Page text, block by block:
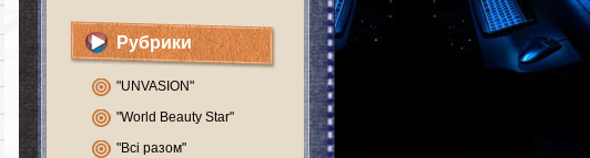
Рубрики
"UNVASION"
"World Beauty Star"
"Всі разом"